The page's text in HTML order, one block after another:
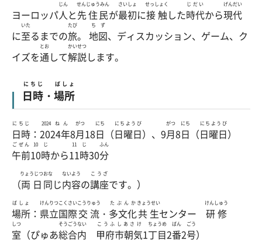
ヨーロッパ人
じん
と先住民
せんじゅうみん
が最初
さいしょ
に接触
せっしょく
した時代
じだい
から現代
げんだい
に至
いた
るまでの旅
たび
。 地図
ちず
、ディスカッション、ゲーム、ク
イズを通
とお
して解説
かいせつ
します。
日時
にちじ
・ 場所
ばしょ
日時
にちじ
： 2024年
2024ねん
8月
がつ
18日
にち
（日曜日
にちようび
）、9月
がつ
8日
にち
（日曜日
にちようび
）
午前
ごぜん
10時
10じ
から11時
11じ
30分
ふん
（両日
りょうじつ
同
おな
じ内容
ないよう
の講座
こうざ
です。）
場所
ばしょ
： 県立
けんりつ
国際
こくさい
交流
こうりゅう
・ 多文化
たぶんか
共生
きょうせい
センター 研修
けんしゅう
室
しつ
（ぴゅあ総合
そうごう
内
ない
甲府市朝気
こうふしあさけ
1丁目
ちょうめ
2番
ばん
2号
ごう
）